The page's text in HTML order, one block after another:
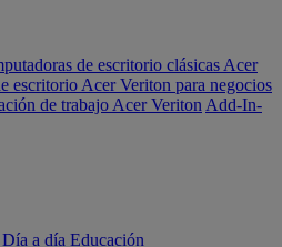
de escritorio clásicas Acer
escritorio Acer Veriton para negocios
de trabajo Acer Veriton Add-In-
Día a día Educación